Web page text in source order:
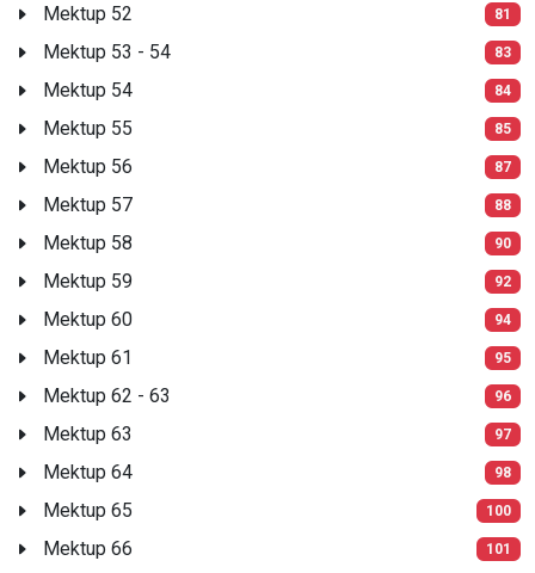
Mektup 52 81
Mektup 53 - 54 83
Mektup 54 84
Mektup 55 85
Mektup 56 87
Mektup 57 88
Mektup 58 90
Mektup 59 92
Mektup 60 94
Mektup 61 95
Mektup 62 - 63 96
Mektup 63 97
Mektup 64 98
Mektup 65 100
Mektup 66 101